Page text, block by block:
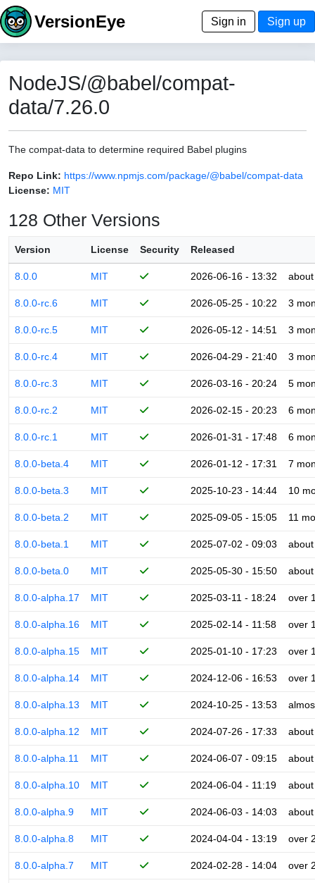
VersionEye Sign in Sign up
NodeJS/@babel/compat-
data/7.26.0
The compat-data to determine required Babel plugins
Repo Link: https://www.npmjs.com/package/@babel/compat-data
License: MIT
128 Other Versions
Version License Security Released
8.0.0 MIT 2026-06-16 - 13:32
8.0.0-rc.6 MIT 2026-05-25 - 10:22 3
8.0.0-rc.5 MIT 2026-05-12 - 14:51 3
8.0.0-rc.4 MIT 2026-04-29 - 21:40 3
8.0.0-rc.3 MIT 2026-03-16 - 20:24 5
8.0.0-rc.2 MIT 2026-02-15 - 20:23 6
8.0.0-rc.1 MIT 2026-01-31 - 17:48 6
8.0.0-beta.4 MIT 2026-01-12 - 17:31 7
8.0.0-beta.3 MIT 2025-10-23 - 14:44 10
8.0.0-beta.2 MIT 2025-09-05 - 15:05 11
8.0.0-beta.1 MIT 2025-07-02 - 09:03
8.0.0-beta.0 MIT 2025-05-30 - 15:50
8.0.0-alpha.17 MIT 2025-03-11 - 18:24 over
8.0.0-alpha.16 MIT 2025-02-14 - 11:58 over
8.0.0-alpha.15 MIT 2025-01-10 - 17:23 over
8.0.0-alpha.14 MIT 2024-12-06 - 16:53 over
8.0.0-alpha.13 MIT 2024-10-25 - 13:53
8.0.0-alpha.12 MIT 2024-07-26 - 17:33
8.0.0-alpha.11 MIT 2024-06-07 - 09:15
8.0.0-alpha.10 MIT 2024-06-04 - 11:19
8.0.0-alpha.9 MIT 2024-06-03 - 14:03
8.0.0-alpha.8 MIT 2024-04-04 - 13:19 over
8.0.0-alpha.7 MIT 2024-02-28 - 14:04 over